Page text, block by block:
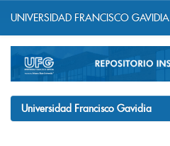
navigation
UNIVERSIDAD FRANCISCO GAVIDIA
Universidad Francisco Gavidia